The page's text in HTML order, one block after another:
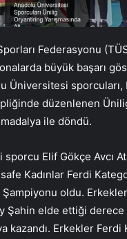
Federasyonu
büyük başarı
Üniversitesi sporcuları,
düzenlenen
madalya ile döndü.
Elif Gökçe Avcı
Kadınlar Ferdi
Şampiyonu oldu.
Şahin elde ettiği derece
kazandı. Erkekler Ferdi